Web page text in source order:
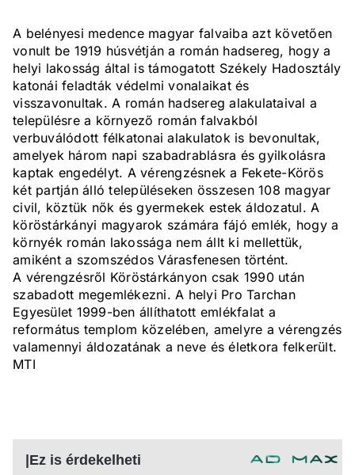
A belényesi medence magyar falvaiba azt követően
vonult be 1919 húsvétján a román hadsereg, hogy a
helyi lakosság által is támogatott Székely Hadosztály
katonái feladták védelmi vonalaikat és
visszavonultak. A román hadsereg alakulataival a
településre a környező román falvakból
verbuválódott félkatonai alakulatok is bevonultak,
amelyek három napi szabadrablásra és gyilkolásra
kaptak engedélyt. A vérengzésnek a Fekete-Körös
két partján álló településeken összesen 108 magyar
civil, köztük nők és gyermekek estek áldozatul. A
köröstárkányi magyarok számára fájó emlék, hogy a
környék román lakossága nem állt ki mellettük,
amiként a szomszédos Várasfenesen történt.
A vérengzésről Köröstárkányon csak 1990 után
szabadott megemlékezni. A helyi Pro Tarchan
Egyesület 1999-ben állíthatott emlékfalat a
református templom közelében, amelyre a vérengzés
valamennyi áldozatának a neve és életkora felkerült.
MTI